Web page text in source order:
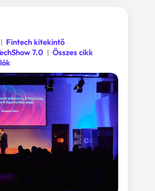
Fintech kitekintő
7.0
Összes cikk